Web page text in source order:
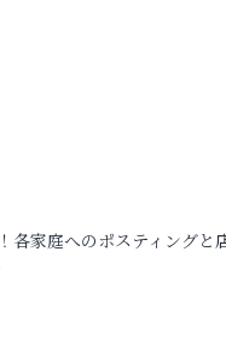
各家庭へのポスティングと